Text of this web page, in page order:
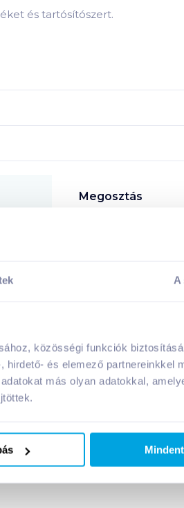
A
közösségi funkciók
és elemező partnereinkkel
más olyan adatokkal,
és tartósítószert.
Megosztás